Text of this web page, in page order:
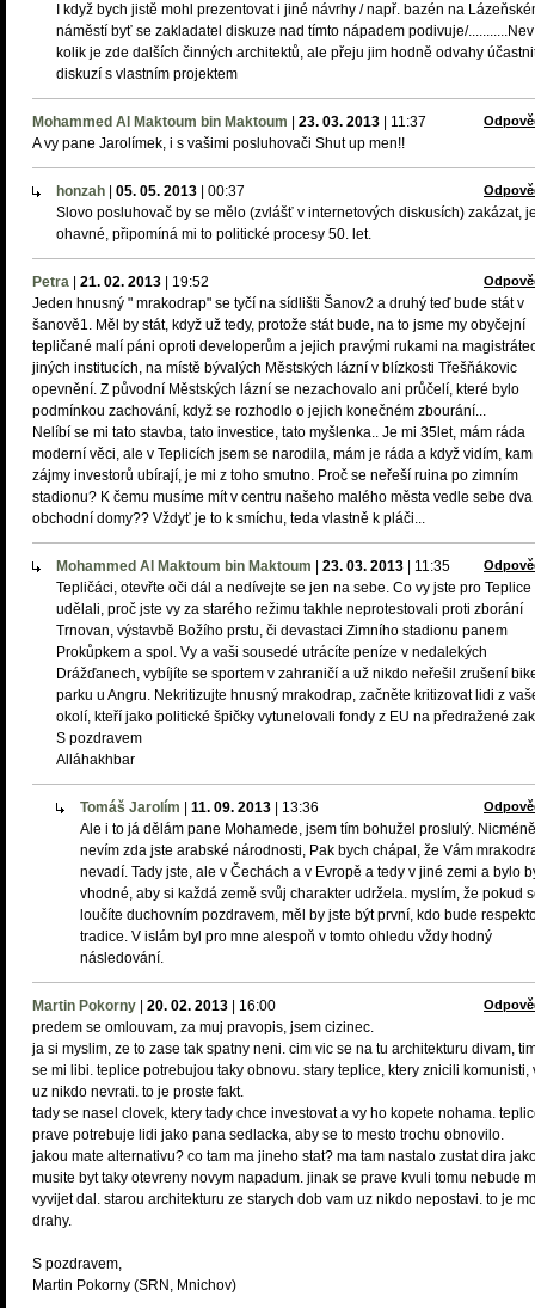
I když bych jistě mohl prezentovat i jiné návrhy / např. bazén na
náměstí byť se zakladatel diskuze nad tímto nápadem podivuje/
kolik je zde dalších činných architektů, ale přeju jim hodně odvahy
diskuzí s vlastním projektem
Mohammed Al Maktoum bin Maktoum 23. 03. 2013 11:37
A vy pane Jarolímek, i s vašimi posluhovači Shut up men!!
honzah 05. 05. 2013 00:37
Slovo posluhovač by se mělo (zvlášť v internetových diskusích) zakázat,
ohavné, připomíná mi to politické procesy 50. let.
Petra 21. 02. 2013 19:52
Jeden hnusný " mrakodrap" se tyčí na sídlišti Šanov2 a druhý teď bude stát v
šanově1. Měl by stát, když už tedy, protože stát bude, na to jsme my obyčejní
tepličané malí páni oproti developerům a jejich pravými rukami na
jiných institucích, na místě bývalých Městských lázní v blízkosti Třešňákovic
opevnění. Z původní Městských lázní se nezachovalo ani průčelí, které bylo
podmínkou zachování, když se rozhodlo o jejich konečném zbourání...
Nelíbí se mi tato stavba, tato investice, tato myšlenka.. Je mi 35let, mám ráda
moderní věci, ale v Teplicích jsem se narodila, mám je ráda a když vidím, kam
zájmy investorů ubírají, je mi z toho smutno. Proč se neřeší ruina po zimním
stadionu? K čemu musíme mít v centru našeho malého města vedle sebe dva
obchodní domy?? Vždyť je to k smíchu, teda vlastně k pláči...
Mohammed Al Maktoum bin Maktoum 23. 03. 2013 11:35
Tepličáci, otevřte oči dál a nedívejte se jen na sebe. Co vy jste pro Teplice
udělali, proč jste vy za starého režimu takhle neprotestovali proti zborání
Trnovan, výstavbě Božího prstu, či devastaci Zimního stadionu panem
Prokůpkem a spol. Vy a vaši sousedé utrácíte peníze v nedalekých
Drážďanech, vybíjíte se sportem v zahraničí a už nikdo neřešil zrušení
parku u Angru. Nekritizujte hnusný mrakodrap, začněte kritizovat lidi z
okolí, kteří jako politické špičky vytunelovali fondy z EU na předražené
S pozdravem
Alláhakhbar
Tomáš Jarolím 11. 09. 2013 13:36
Ale i to já dělám pane Mohamede, jsem tím bohužel proslulý. Nicméně
nevím zda jste arabské národnosti, Pak bych chápal, že Vám
nevadí. Tady jste, ale v Čechách a v Evropě a tedy v jiné zemi a bylo
vhodné, aby si každá země svůj charakter udržela. myslím, že pokud
loučíte duchovním pozdravem, měl by jste být první, kdo bude
tradice. V islám byl pro mne alespoň v tomto ohledu vždy hodný
následování.
Martin Pokorny 20. 02. 2013 16:00
predem se omlouvam, za muj pravopis, jsem cizinec.
ja si myslim, ze to zase tak spatny neni. cim vic se na tu architekturu divam,
se mi libi. teplice potrebujou taky obnovu. stary teplice, ktery znicili komunisti,
uz nikdo nevrati. to je proste fakt.
tady se nasel clovek, ktery tady chce investovat a vy ho kopete nohama.
prave potrebuje lidi jako pana sedlacka, aby se to mesto trochu obnovilo.
jakou mate alternativu? co tam ma jineho stat? ma tam nastalo zustat dira
musite byt taky otevreny novym napadum. jinak se prave kvuli tomu nebude
vyvijet dal. starou architekturu ze starych dob vam uz nikdo nepostavi. to je
drahy.
S pozdravem,
Martin Pokorny (SRN, Mnichov)